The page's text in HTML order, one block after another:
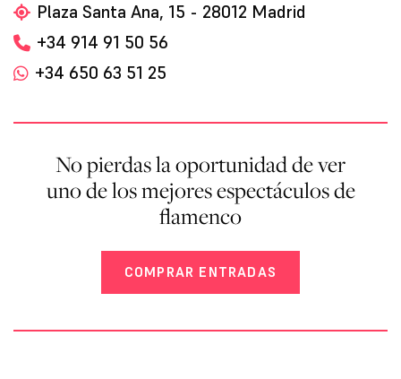
Plaza Santa Ana, 15 - 28012 Madrid
+34 914 91 50 56
+34 650 63 51 25
No pierdas la oportunidad de ver
uno de los mejores espectáculos de
flamenco
COMPRAR ENTRADAS